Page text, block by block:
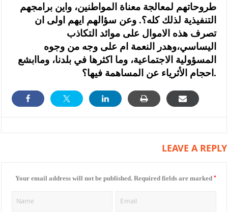
طروحاتهم لمعالجة معناة المواطنين، واين برامجهم
التنفيذية لذلك كله؟. وعن سؤالهم ايهم اولى ان
تصرف هذه الاموال على موائد التكاذب
اليساسي،وهدر النعمة ام على وجه من وجوه
المسؤولية الاجتماعية، وما اكثرها في بلدنا، وماابشع
احجام الأثرياء عن المساهمة فيها؟.
LEAVE A REPLY
Your email address will not be published. Required fields are marked *